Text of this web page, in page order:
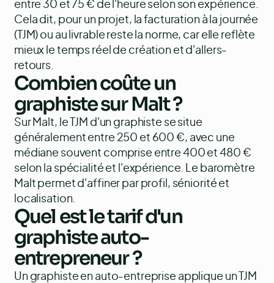
entre 30 et 75 € de l'heure selon son expérience.
Cela dit, pour un projet, la facturation à la journée
(TJM) ou au livrable reste la norme, car elle reflète
mieux le temps réel de création et d'allers-
retours.
Combien coûte un
graphiste sur Malt ?
Sur Malt, le TJM d'un graphiste se situe
généralement entre 250 et 600 €, avec une
médiane souvent comprise entre 400 et 480 €
selon la spécialité et l'expérience. Le baromètre
Malt permet d'affiner par profil, séniorité et
localisation.
Quel est le tarif d'un
graphiste auto-
entrepreneur ?
Un graphiste en auto-entreprise applique un TJM